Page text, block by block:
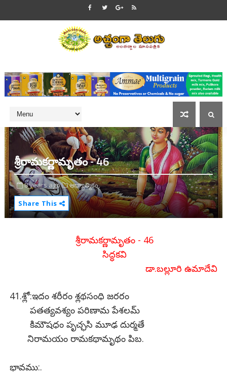
శ్రీరామకర్ణామృతం - 46
8 years ago
ఆధ్యాత్మికం,
Share This
శ్రీరామకర్ణామృతం - 46
సిద్ధకవి
డా.బల్లూరి ఉమాదేవి
41.శ్లో:ఇదం శరీరం శ్లథసంధి జరరం
పతత్యవశ్యం పరిణామ పేశలమ్
కిమౌషధం పృచ్ఛసి మూఢ దుర్మతే
నిరామయం రామకథామృథం పిబ.
భావము:.